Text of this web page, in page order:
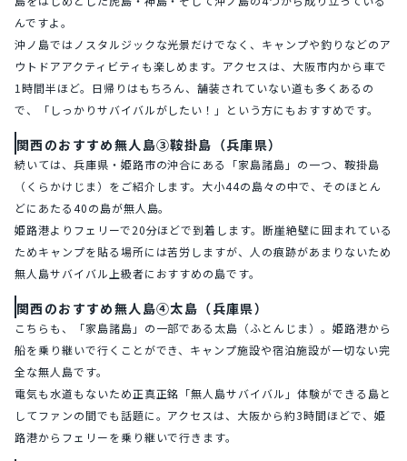
んですよ。
沖ノ島ではノスタルジックな光景だけでなく、キャンプや釣りなどのア
ウトドアアクティビティも楽しめます。アクセスは、大阪市内から車で
1時間半ほど。日帰りはもちろん、舗装されていない道も多くあるの
で、「しっかりサバイバルがしたい！」という方にもおすすめです。
関西のおすすめ無人島③鞍掛島（兵庫県）
続いては、兵庫県・姫路市の沖合にある「家島諸島」の一つ、鞍掛島
（くらかけじま）をご紹介します。大小44の島々の中で、そのほとん
どにあたる40の島が無人島。
姫路港よりフェリーで20分ほどで到着します。断崖絶壁に囲まれている
ためキャンプを貼る場所には苦労しますが、人の痕跡があまりないため
無人島サバイバル上級者におすすめの島です。
関西のおすすめ無人島④太島（兵庫県）
こちらも、「家島諸島」の一部である太島（ふとんじま）。姫路港から
船を乗り継いで行くことができ、キャンプ施設や宿泊施設が一切ない完
全な無人島です。
電気も水道もないため正真正銘「無人島サバイバル」体験ができる島と
してファンの間でも話題に。アクセスは、大阪から約3時間ほどで、姫
路港からフェリーを乗り継いで行きます。